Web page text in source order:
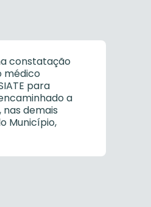
constatação
médico
para
a
demais
Município,